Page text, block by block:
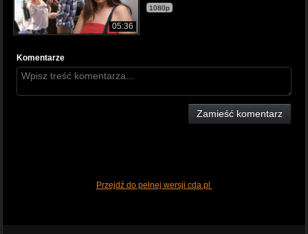
05:36
1080p
Komentarze
Zamieść komentarz
Przejdź do pełnej wersji cda.pl